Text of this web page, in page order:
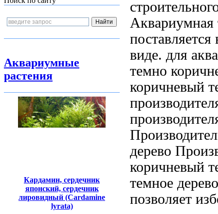
Аквариумные
растения
Кардамин, сердечник
японский, сердечник
лировидный (Cardamine
lyrata)
виде. для
темно
коричневый
дерево
коричневый
темное
позволяет